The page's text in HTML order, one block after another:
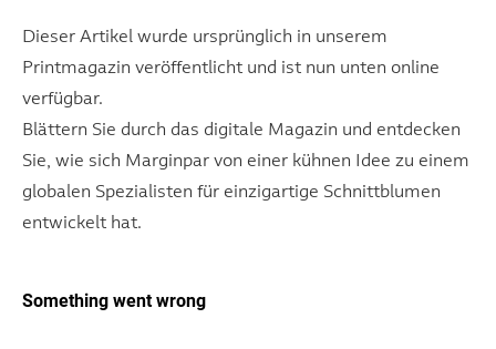
Dieser Artikel wurde ursprünglich in unserem
Printmagazin veröffentlicht und ist nun unten online
verfügbar.
Blättern Sie durch das digitale Magazin und entdecken
Sie, wie sich Marginpar von einer kühnen Idee zu einem
globalen Spezialisten für einzigartige Schnittblumen
entwickelt hat.